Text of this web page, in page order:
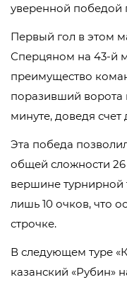
уверенной победой
Первый гол в этом
Сперцяном на 43-й
преимущество
поразивший ворота
минуте, доведя счет
Эта победа
общей сложности 26
вершине турнирной
лишь 10 очков, что
строчке.
В следующем туре
казанский «Рубин»